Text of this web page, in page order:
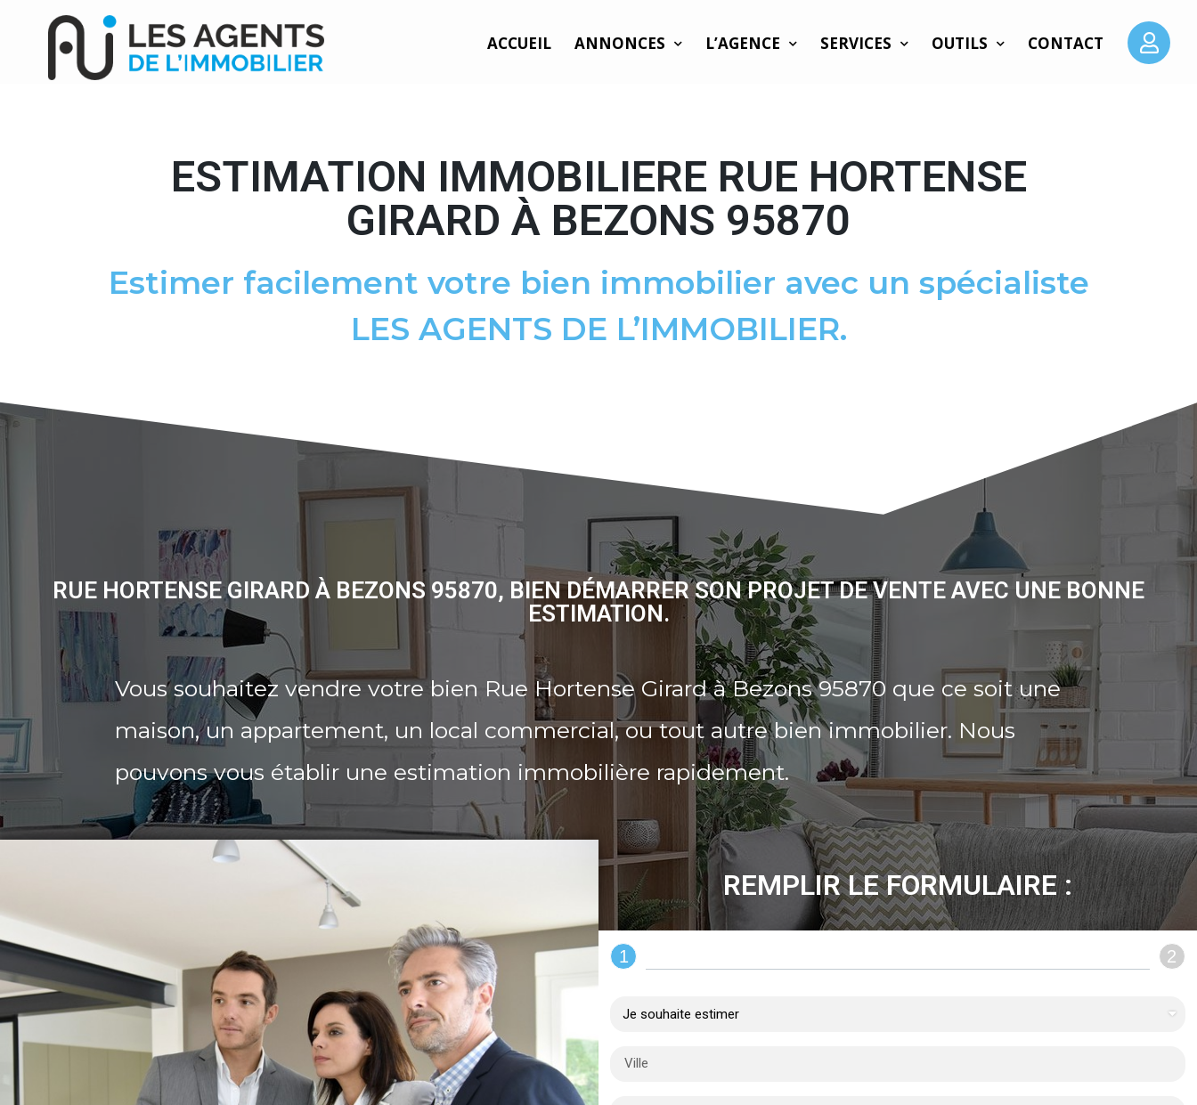
ACCUEIL ANNONCES L’AGENCE SERVICES OUTILS CONTACT
ESTIMATION IMMOBILIERE RUE HORTENSE
GIRARD À BEZONS 95870
Estimer facilement votre bien immobilier avec un spécialiste
LES AGENTS DE L’IMMOBILIER.
RUE HORTENSE GIRARD À BEZONS 95870, BIEN DÉMARRER SON PROJET DE VENTE AVEC UNE BONNE
ESTIMATION.
Vous souhaitez vendre votre bien Rue Hortense Girard à Bezons 95870 que ce soit une
maison, un appartement, un local commercial, ou tout autre bien immobilier. Nous
pouvons vous établir une estimation immobilière rapidement.
REMPLIR LE FORMULAIRE :
1 2